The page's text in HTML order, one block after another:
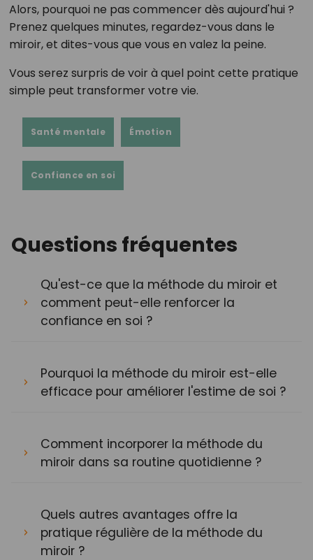
Alors, pourquoi ne pas commencer dès aujourd'hui ?
Prenez quelques minutes, regardez-vous dans le
miroir, et dites-vous que vous en valez la peine.
Vous serez surpris de voir à quel point cette pratique
simple peut transformer votre vie.
Santé mentale Émotion
Confiance en soi
Questions fréquentes
Qu'est-ce que la méthode du miroir et
comment peut-elle renforcer la
confiance en soi ?
Pourquoi la méthode du miroir est-elle
efficace pour améliorer l'estime de soi ?
Comment incorporer la méthode du
miroir dans sa routine quotidienne ?
Quels autres avantages offre la
pratique régulière de la méthode du
miroir ?